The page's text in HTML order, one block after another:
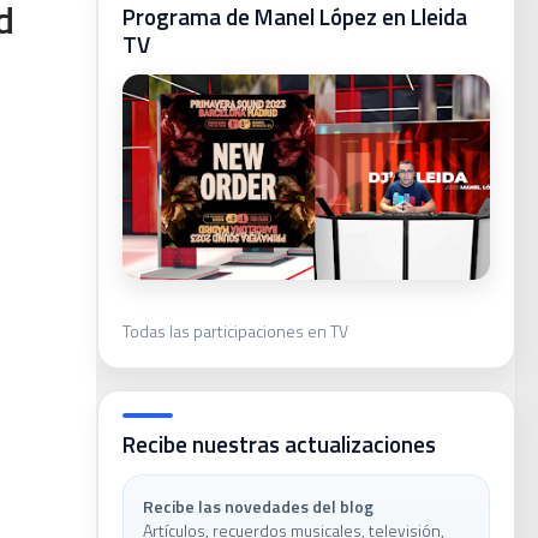
Programa de Manel López en Lleida
TV
Todas las participaciones en TV
Recibe nuestras actualizaciones
Recibe las novedades del blog
Artículos, recuerdos musicales, televisión,